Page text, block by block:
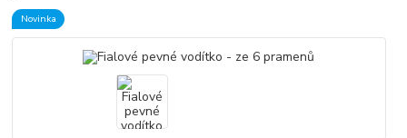
Novinka